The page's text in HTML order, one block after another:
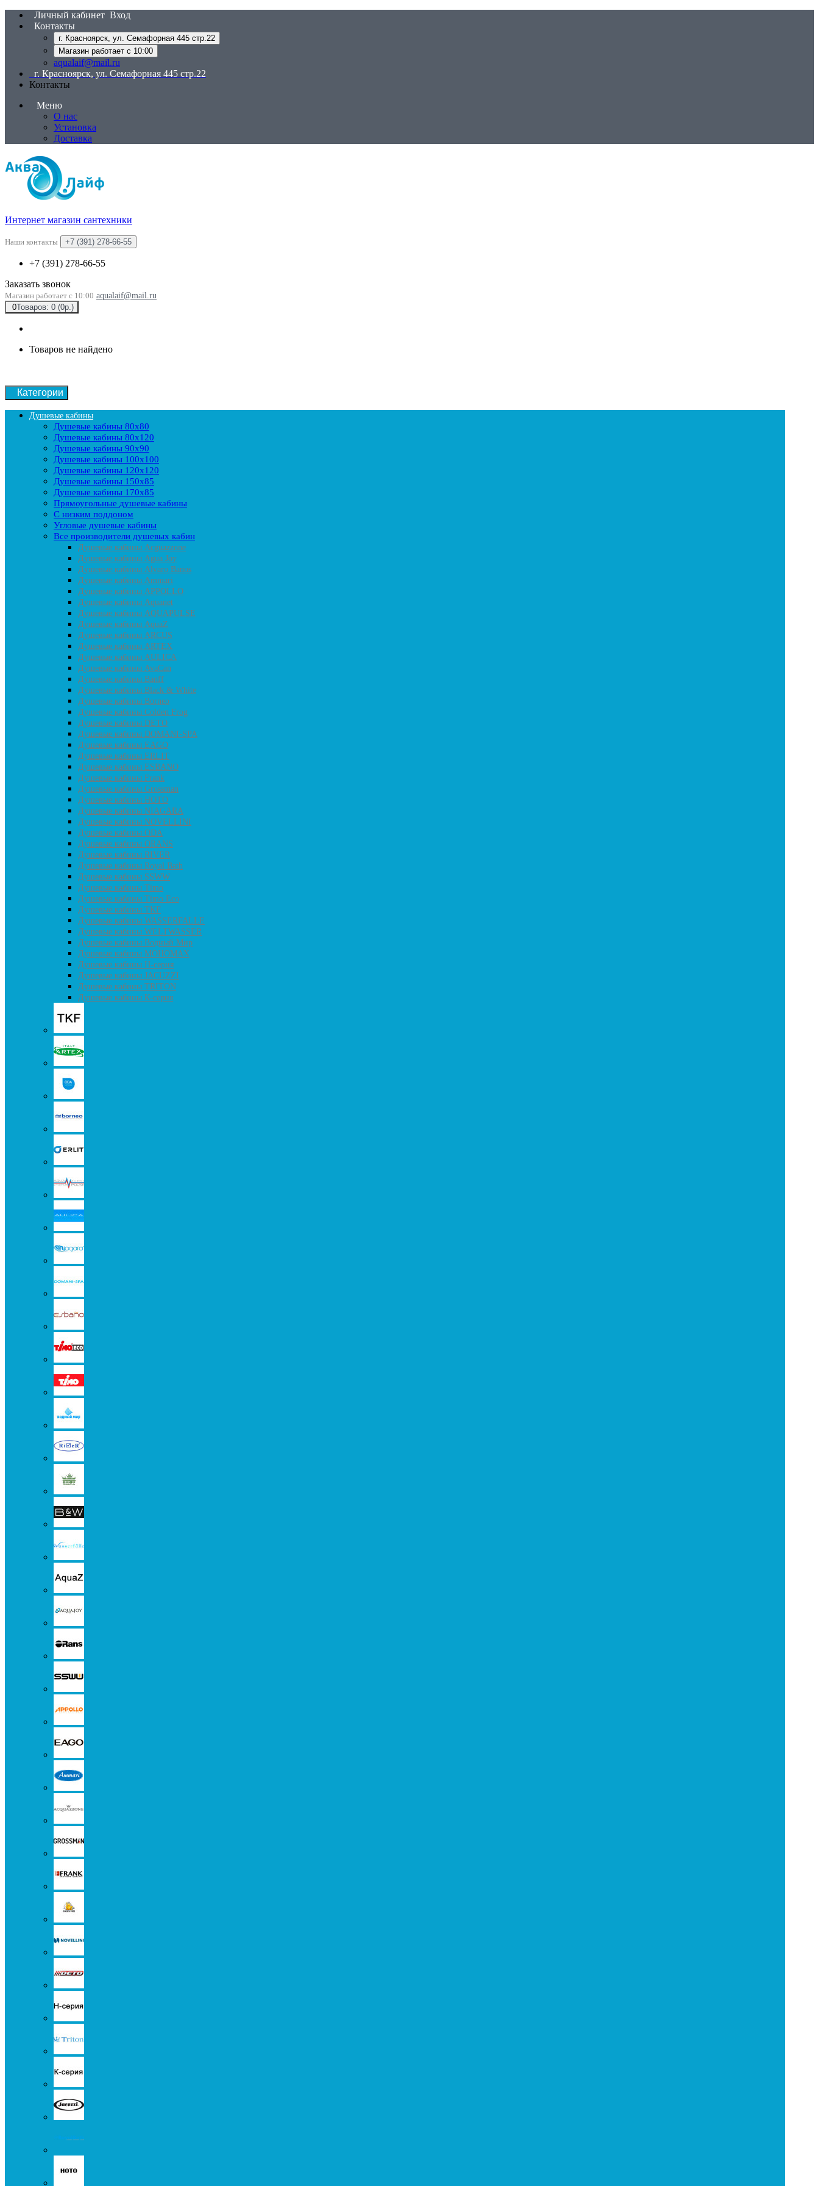
Личный кабинет Вход
Контакты
г. Красноярск, ул. Семафорная 445 стр.22
Магазин работает с 10:00
aqualaif@mail.ru
г. Красноярск, ул. Семафорная 445 стр.22
Контакты
Меню
О нас
Установка
Доставка
Интернет магазин сантехники
Наши контакты +7 (391) 278-66-55
+7 (391) 278-66-55
Заказать звонок
Магазин работает с 10:00 aqualaif@mail.ru
0Товаров: 0 (0р.)
Товаров не найдено
Категории
Душевые кабины
Душевые кабины 80x80
Душевые кабины 80x120
Душевые кабины 90х90
Душевые кабины 100x100
Душевые кабины 120x120
Душевые кабины 150x85
Душевые кабины 170x85
Прямоугольные душевые кабины
С низким поддоном
Угловые душевые кабины
Все производители душевых кабин
Душевые кабины Acguazzone
Душевые кабины Agua Joy
Душевые кабины Alvaro Banos
Душевые кабины Ammari
Душевые кабины APPOLLO
Душевые кабины Aquanet
Душевые кабины AQUAPULSE
Душевые кабины AquaZ
Душевые кабины ARCUS
Душевые кабины ARTEX
Душевые кабины AULICA
Душевые кабины AvaCan
Душевые кабины Banff
Душевые кабины Black & White
Душевые кабины Borneo
Душевые кабины Colden Frog
Душевые кабины DETO
Душевые кабины DOMANI-SPA
Душевые кабины EAGO
Душевые кабины ERLIT
Душевые кабины ESBANO
Душевые кабины Frank
Душевые кабины Grossman
Душевые кабины HOTO
Душевые кабины NIAGARA
Душевые кабины NOVELLINI
Душевые кабины ODA
Душевые кабины ORANS
Душевые кабины RIVER
Душевые кабины Royal Bath
Душевые кабины SSWW
Душевые кабины Timo
Душевые кабины Timo Eco
Душевые кабины TKF
Душевые кабины WASSERFALLE
Душевые кабины WELTWASSER
Душевые кабины Водный Мир
Душевые кабины МОНОМАХ
Душевые кабины H-серия
Душевые кабины JACUZZI
Душевые кабины TRITON
Душевые кабины К-серия